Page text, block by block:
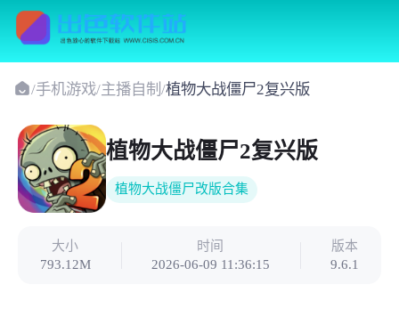
/手机游戏/主播自制 /植物大战僵尸2复兴版
植物大战僵尸2复兴版
植物大战僵尸改版合集
大小
793.12M
时间
2026-06-09 11:36:15
版本
9.6.1